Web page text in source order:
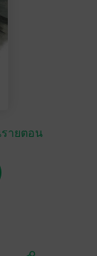
ายตอน